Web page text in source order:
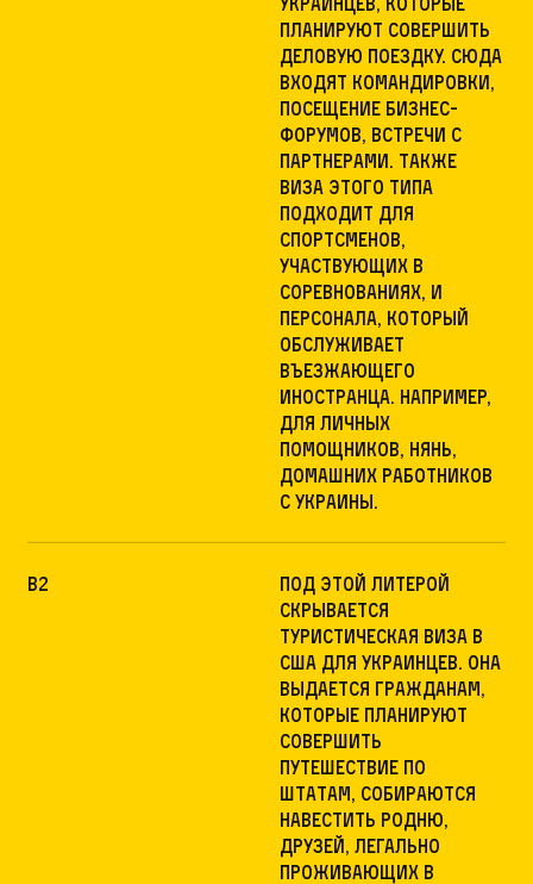
планируют совершить
деловую поездку. Сюда
входят командировки,
посещение бизнес-
форумов, встречи с
партнерами. Также
виза этого типа
подходит для
спортсменов,
участвующих в
соревнованиях, и
персонала, который
обслуживает
въезжающего
иностранца. Например,
для личных
помощников, нянь,
домашних работников
с Украины.
B2
под этой литерой
скрывается
туристическая виза в
США для украинцев. Она
выдается гражданам,
которые планируют
совершить
путешествие по
Штатам, собираются
навестить родню,
друзей, легально
проживающих в